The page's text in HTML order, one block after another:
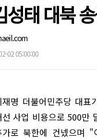
성태 대북
02 05:00:00
재명 더불어민주당 대
선 사업 비용으로 500만
가로 북한에 건넸으며